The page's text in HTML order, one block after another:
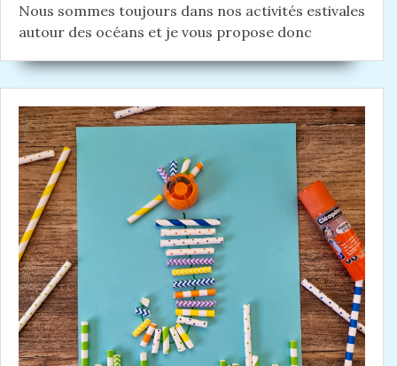
c
e
Nous sommes toujours dans nos activités estivales
autour des océans et je vous propose donc